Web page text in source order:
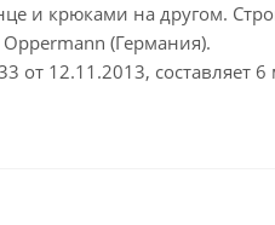
и крюками на другом.
(Германия).
от 12.11.2013, составляет